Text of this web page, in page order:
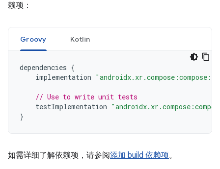
赖项：
Groovy Kotlin
dependencies {
implementation
// Use to write unit tests
testImplementation
}
如需详细了解依赖项，请参阅添加 build 依赖项。